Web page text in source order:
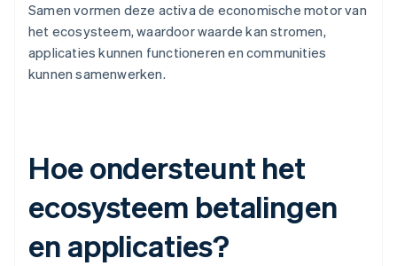
Samen vormen deze activa de economische motor van
het ecosysteem, waardoor waarde kan stromen,
applicaties kunnen functioneren en communities
kunnen samenwerken.
Hoe ondersteunt het
ecosysteem betalingen
en applicaties?